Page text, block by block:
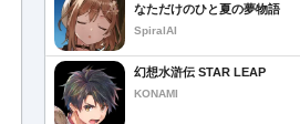
なただけのひと夏の夢物語
SpiralAI
幻想水滸伝 STAR LEAP
KONAMI